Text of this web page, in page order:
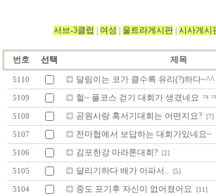
서브-3클럽 여성 울트라게시판 시사게시
번호 선택 제목
5110 달림이는 코가 클수록 유리(?)하다~^^
5109 헐~ 풀코스 걷기 대회가 생겼네요 ㅋ
5108 공원사랑 혹서기대회는 어떤지요? [7]
5107 전마협에서 보답하는 대회가있네요~
5106 김포한강 마라톤대회? [2]
5105 달리기하다 배가 아파서.. [5]
5104 중도 포기후 자신이 없어졌어요 [11]